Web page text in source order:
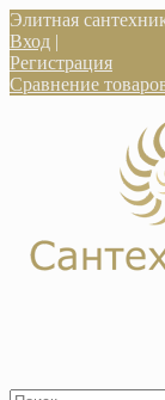
Элитная
Вход |
Регистрация
Сравнение